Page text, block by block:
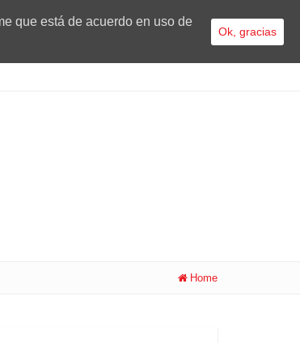
Home
que está de acuerdo en uso de
Ok, gracias